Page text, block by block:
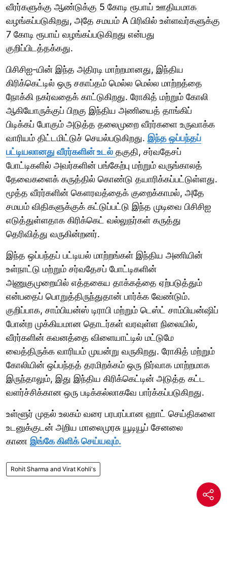
வீரர்களுக்கு ஆண்டுக்கு 5 கோடி ரூபாய் ஊதியமாக
வழங்கப்படுகிறது, அதே சமயம் A பிரிவில் உள்ளவர்களுக்கு
7 கோடி ரூபாய் வழங்கப்படுகிறது என்பது
குறிப்பிடத்தக்கது.
பிசிசிஐ-யின் இந்த அதிரடி மாற்றமானது, இந்திய
கிரிக்கெட்டில் ஒரு சகாப்தம் மெல்ல மெல்ல மாற்றத்தை
நோக்கி நகர்வதைக் காட்டுகிறது. ரோகித் மற்றும் கோலி
ஆகியோருக்குப் பிறகு இந்திய அணியைத் தாங்கிப்
பிடிக்கப் போகும் அடுத்த தலைமுறை வீரர்களை உருவாக்க
வாரியம் திட்டமிட்டுச் செயல்படுகிறது. இந்த ஒப்பந்தப்
பட்டியலானது வீரர்களின் உடல் தகுதி, சர்வதேசப்
போட்டிகளில் அவர்களின் பங்கேற்பு மற்றும் வருங்காலத்
தேவைகளைக் கருத்தில் கொண்டு தயாரிக்கப்பட்டுள்ளது.
மூத்த வீரர்களின் கௌரவத்தைக் குறைக்காமல், அதே
சமயம் விதிகளுக்குக் கட்டுப்பட்டு இந்த முடிவை பிசிசிஐ
எடுத்துள்ளதாக கிரிக்கெட் வல்லுநர்கள் கருத்து
தெரிவித்து வருகின்றனர்.
இந்த ஒப்பந்தப் பட்டியல் மாற்றங்கள் இந்திய அணியின்
உள்நாட்டு மற்றும் சர்வதேசப் போட்டிகளின்
அணுகுமுறையில் எத்தகைய தாக்கத்தை ஏற்படுத்தும்
என்பதைப் பொறுத்திருந்துதான் பார்க்க வேண்டும்.
குறிப்பாக, சாம்பியன்ஸ் டிராபி மற்றும் டெஸ்ட் சாம்பியன்ஷிப்
போன்ற முக்கியமான தொடர்கள் வரவுள்ள நிலையில்,
வீரர்களின் கவனத்தை விளையாட்டில் மட்டுமே
வைத்திருக்க வாரியம் முயன்று வருகிறது. ரோகித் மற்றும்
கோலியின் ஒப்பந்தத் தரமிறக்கம் ஒரு நிர்வாக மாற்றமாக
இருந்தாலும், இது இந்திய கிரிக்கெட்டின் அடுத்த கட்ட
வளர்ச்சிக்கான ஒரு படிக்கல்லாகவே பார்க்கப்படுகிறது.
உள்ளூர் முதல் உலகம் வரை பரபரப்பான ஹாட் செய்திகளை
உடனுக்குடன் அறிய மாலைமுரசு யூடியூப் சேனலை
காண இங்கே கிளிக் செய்யவும்.
Rohit Sharma and Virat Kohli's